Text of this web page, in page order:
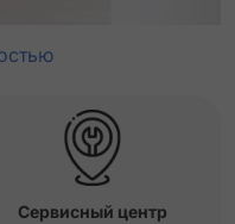
Сервисный центр